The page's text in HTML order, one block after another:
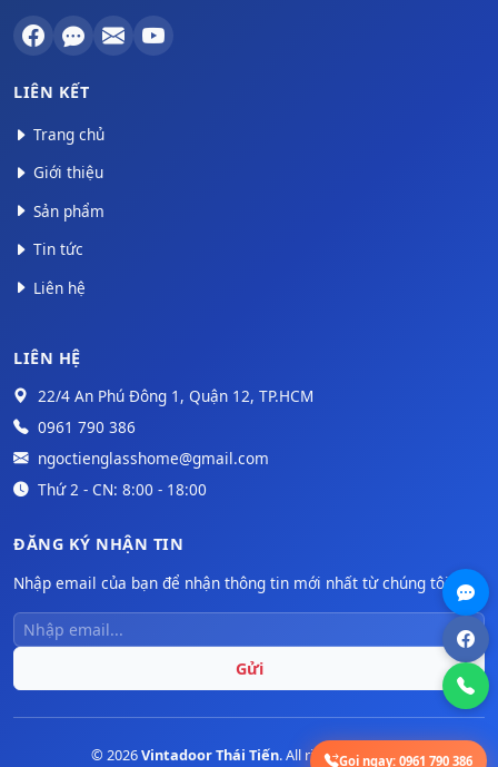
LIÊN KẾT
Trang chủ
Giới thiệu
Sản phẩm
Tin tức
Liên hệ
LIÊN HỆ
22/4 An Phú Đông 1, Quận 12, TP.HCM
0961 790 386
ngoctienglasshome@gmail.com
Thứ 2 - CN: 8:00 - 18:00
ĐĂNG KÝ NHẬN TIN
Nhập email của bạn để nhận thông tin mới nhất từ chúng tôi.
Gửi
© 2026Vintadoor Thái Tiến. All rights reserved.
Gọi ngay:0961 790 386